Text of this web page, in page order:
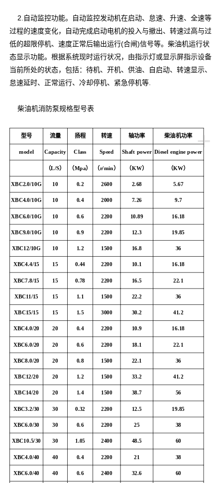
2.自动监控功能。自动监控发动机在启动、怠速、升速、全速等
过程的速度变化，自动完成启动电机的投入与撤出、转速过高与过
低的超限停机、速度正常后输出运行(合闸)信号等。柴油机运行状
态显示功能。根据系统现时运行状况，由指示灯或显示屏指示设备
当前所处的状态，包括：待机、开机、供油、自启动、转速显示、
怠速延时、正常运行、冷却停机、紧急停机等.
柴油机消防泵规格型号表
+
型号 流量 扬程 转速 轴功率 柴油机功率
model Capacity Class Speed Shaft power Diesel engine power
（L/S） （Mpa） （r/min） （KW） （KW）
XBC2.0/10G 10 0.2 2600 2.68 5.67
XBC4.0/10G 10 0.4 2000 7.26 9.7
XBC6.0/10G 10 0.6 2200 10.89 16.18
XBC9.0/10G 10 0.9 2200 12.3 19.85
XBC12/10G 10 1.2 1500 16.8 36
XBC4.4/15 15 0.44 2200 10.1 16.18
XBC7.8/15 15 0.78 2200 16.5 22.1
XBC11/15 15 1.1 1500 22.2 36
XBC15/15 15 1.5 3000 30.2 41.2
XBC4.0/20 20 0.4 2200 10.9 16.18
XBC6.0/20 20 0.6 2200 18.1 22.1
XBC8.0/20 20 0.8 1500 22.1 36
XBC12/20 20 1.2 1500 33.2 41.2
XBC14/20 20 1.4 1500 38.7 56
XBC3.2/30 30 0.32 2200 12.5 19.85
XBC6.0/30 30 0.6 2200 25 38
XBC10.5/30 30 1.05 2400 48.5 60
XBC4.0/40 40 0.4 2200 21 38
XBC6.0/40 40 0.6 2400 32.6 60